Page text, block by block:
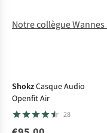
Notre collègue Wannes
ShokzCasque Audio
Openfit Air
28